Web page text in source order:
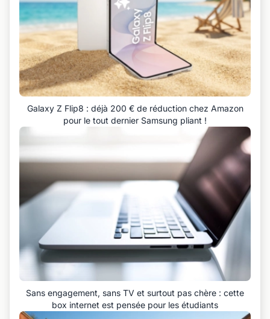
Galaxy Z Flip8 : déjà 200 € de réduction chez Amazon
pour le tout dernier Samsung pliant !
Sans engagement, sans TV et surtout pas chère : cette
box internet est pensée pour les étudiants